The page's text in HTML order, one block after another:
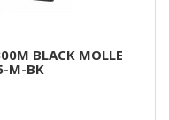
BLACK MOLLE
M-BK